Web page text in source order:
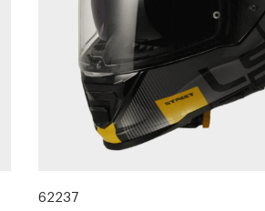
62237